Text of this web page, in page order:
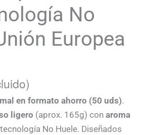
No
Europea
en formato ahorro (50 uds).
ligero (aprox. 165g) con aroma
No Huele. Diseñados